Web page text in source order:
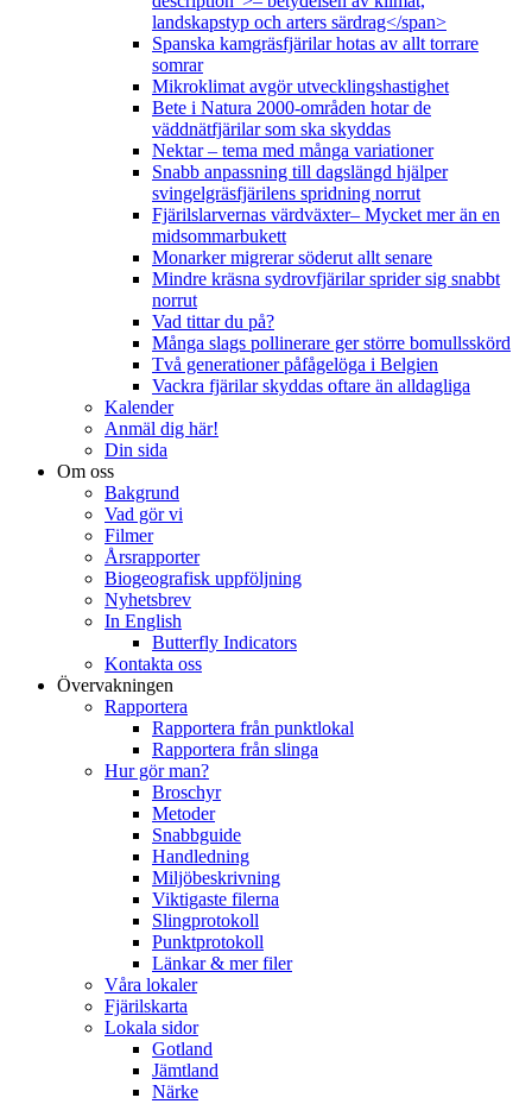
landskapstyp och arters särdrag</span>
Spanska kamgräsfjärilar hotas av allt torrare
somrar
Mikroklimat avgör utvecklingshastighet
Bete i Natura 2000-områden hotar de
väddnätfjärilar som ska skyddas
Nektar – tema med många variationer
Snabb anpassning till dagslängd hjälper
svingelgräsfjärilens spridning norrut
Fjärilslarvernas värdväxter– Mycket mer än en
midsommarbukett
Monarker migrerar söderut allt senare
Mindre kräsna sydrovfjärilar sprider sig snabbt
norrut
Vad tittar du på?
Många slags pollinerare ger större bomullsskörd
Två generationer påfågelöga i Belgien
Vackra fjärilar skyddas oftare än alldagliga
Kalender
Anmäl dig här!
Din sida
Om oss
Bakgrund
Vad gör vi
Filmer
Årsrapporter
Biogeografisk uppföljning
Nyhetsbrev
In English
Butterfly Indicators
Kontakta oss
Övervakningen
Rapportera
Rapportera från punktlokal
Rapportera från slinga
Hur gör man?
Broschyr
Metoder
Snabbguide
Handledning
Miljöbeskrivning
Viktigaste filerna
Slingprotokoll
Punktprotokoll
Länkar & mer filer
Våra lokaler
Fjärilskarta
Lokala sidor
Gotland
Jämtland
Närke